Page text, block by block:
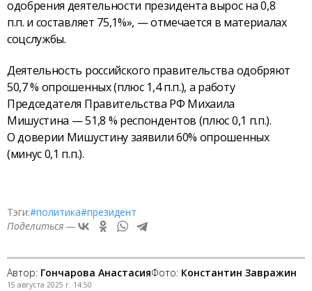
одобрения деятельности президента вырос на 0,8
п.п. и составляет 75,1%», — отмечается в материалах
соцслужбы.
Деятельность российского правительства одобряют
50,7 % опрошенных (плюс 1,4 п.п.), а работу
Председателя Правительства РФ Михаила
Мишустина — 51,8 % респондентов (плюс 0,1 п.п.).
О доверии Мишустину заявили 60% опрошенных
(минус 0,1 п.п.).
Тэги:#политика#президент
Поделиться —
Автор: Гончарова АнастасияФото: Константин Завражин
15 августа 2025 г. 14:50